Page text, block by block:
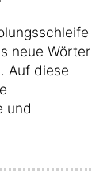
neue Wörter
. Auf diese
und